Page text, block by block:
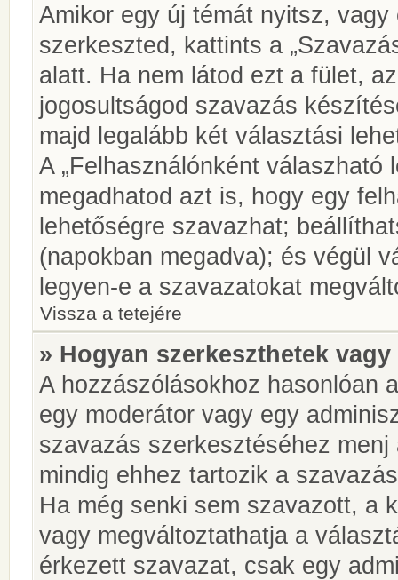
Amikor egy új témát nyitsz,
szerkeszted, kattints a
alatt. Ha nem látod ezt a fület,
jogosultságod szavazás
majd legalább két választási
A „Felhasználónként válaszható
megadhatod azt is, hogy egy
lehetőségre szavazhat;
(napokban megadva); és végül
legyen-e a szavazatokat
Vissza a tetejére
» Hogyan szerkeszthetek
A hozzászólásokhoz hasonlóan
egy moderátor vagy egy
szavazás szerkesztéséhez
mindig ehhez tartozik a
Ha még senki sem szavazott, a
vagy megváltoztathatja a
érkezett szavazat, csak egy